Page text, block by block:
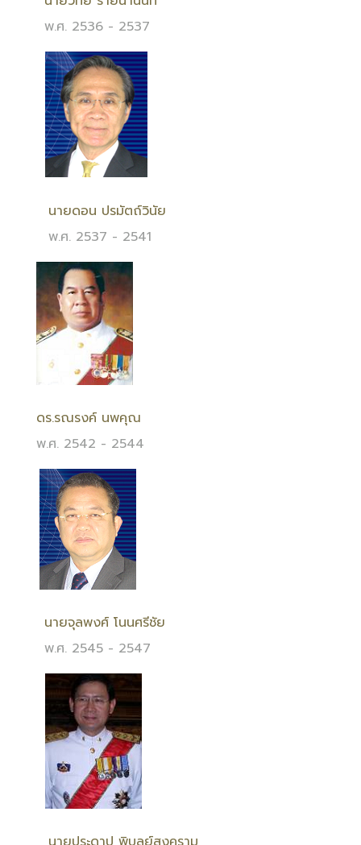
พ.ศ. 2536 - 2537
นายดอน ปรมัตถ์วินัย
พ.ศ. 2537 - 2541
ดร.รณรงค์ นพคุณ
พ.ศ. 2542 - 2544
นายจุลพงศ์ โนนศรีชัย
พ.ศ. 2545 - 2547